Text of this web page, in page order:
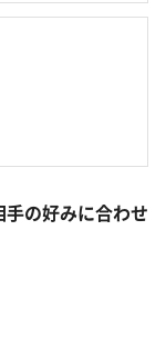
の好みに合わせ